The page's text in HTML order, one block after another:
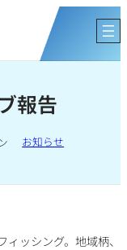
報告
お知らせ
ッシング。地域柄、